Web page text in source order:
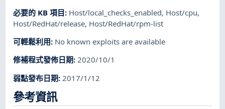
必要的 KB 項目: Host/local_checks_enabled, Host/cpu,
Host/RedHat/release, Host/RedHat/rpm-list
可輕鬆利用: No known exploits are available
修補程式發佈日期:2020/10/1
弱點發布日期: 2017/1/12
參考資訊